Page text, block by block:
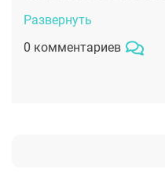
этому врачу! Спасибо!
Развернуть
0 комментариев